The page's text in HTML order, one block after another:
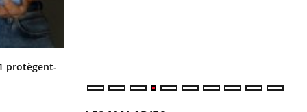
protègent-
enceintes